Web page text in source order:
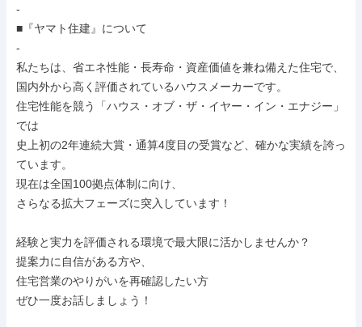
-
■『ヤマト住建』について
-
私たちは、省エネ性能・長寿命・資産価値を兼ね備えた住宅で、
国内外から高く評価されているハウスメーカーです。
住宅性能を競う「ハウス・オブ・ザ・イヤー・イン・エナジー」
では
史上初の2年連続大賞・通算4度目の受賞など、確かな実績を誇っ
ています。
現在は全国100拠点体制に向け、
さらなる拡大フェーズに突入しています！
経験と実力を評価される環境で最大限に活かしませんか？
提案力に自信がある方や、
住宅営業のやりがいを再確認したい方
ぜひ一度お話しましょう！